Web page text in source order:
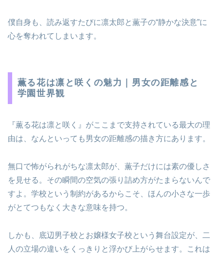
僕自身も、読み返すたびに凛太郎と薫子の“静かな決意”に
心を奪われてしまいます。
薫る花は凛と咲くの魅力｜男女の距離感と
学園世界観
『薫る花は凛と咲く』がここまで支持されている最大の理
由は、なんといっても男女の距離感の描き方にあります。
無口で怖がられがちな凛太郎が、薫子だけには素の優しさ
を見せる。その瞬間の空気の張り詰め方がたまらないんで
すよ。学校という制約があるからこそ、ほんの小さな一歩
がとてつもなく大きな意味を持つ。
しかも、底辺男子校とお嬢様女子校という舞台設定が、二
人の立場の違いをくっきりと浮かび上がらせます。これは